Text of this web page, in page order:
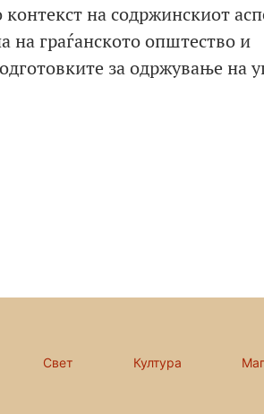
на содржинскиот
на граѓанското општество и
за одржување на
Свет Култура